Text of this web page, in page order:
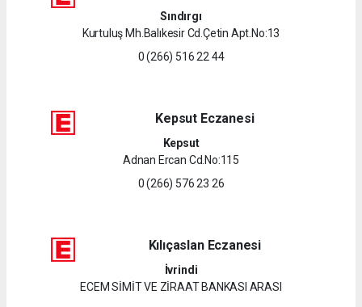
Sındırgı
Kurtuluş Mh.Balıkesir Cd.Çetin Apt.No:13
0 (266) 516 22 44
Kepsut Eczanesi
Kepsut
Adnan Ercan Cd.No:115
0 (266) 576 23 26
Kılıçaslan Eczanesi
İvrindi
ECEM SİMİT VE ZİRAAT BANKASI ARASI